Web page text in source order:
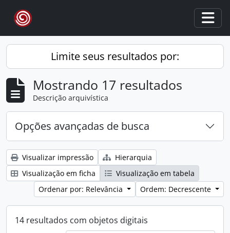
Skip to main content
Limite seus resultados por:
Mostrando 17 resultados
Descrição arquivística
Opções avançadas de busca
Visualizar impressão
Hierarquia
Visualização em ficha
Visualização em tabela
Ordenar por: Relevância
Ordem: Decrescente
14 resultados com objetos digitais